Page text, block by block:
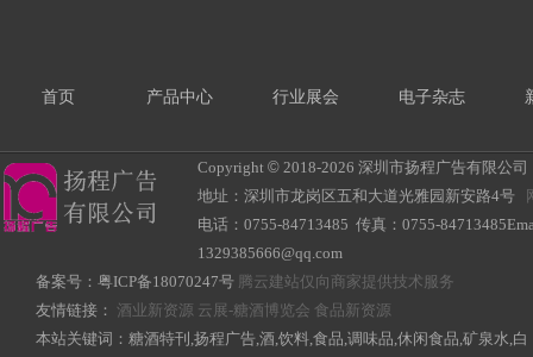
首页 产品中心 行业展会 电子杂志
Copyright © 2018-2026 深圳市扬程广告有限公
地址：深圳市龙岗区五和大道光雅园新安路4号
电话：0755-84713485 传真：0755-
1329385666@qq.com
备案号： 粤ICP备18070247号 腾云建站仅向商家提供技术服务
友情链接： 酒业新资源 云展-糖酒博览会 食品新资源
本站关键词：糖酒特刊,扬程广告,酒,饮料,食品,调味品,休闲食品,矿泉水,白